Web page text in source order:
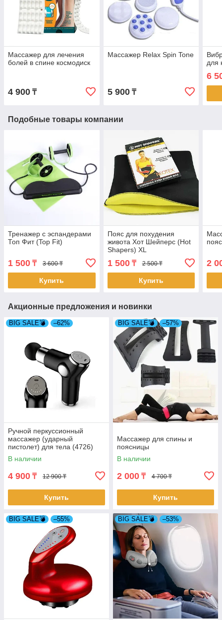
Массажер для лечения
болей в спине космодиск
4 900 ₸
Массажер Relax Spin Tone
5 900₸
для
6
Подобные товары компании
Тренажер с эспандерами
Топ Фит (Top Fit)
1 500 ₸ 3 600 ₸
Купить
Пояс для похудения
живота Хот Шейперс (Hot
Shapers) XL
1 500₸ 2 500 ₸
Купить
2
Акционные предложения и новинки
BIG SALE💣 –62%
Ручной перкуссионный
массажер (ударный
пистолет) для тела (4726)
В наличии
4 900 ₸ 12 900 ₸
Купить
BIG SALE💣 –57%
Массажер для спины и
поясницы
В наличии
2 000 ₸ 4 700 ₸
Купить
BIG SALE💣 –55% BIG SALE💣 –53%